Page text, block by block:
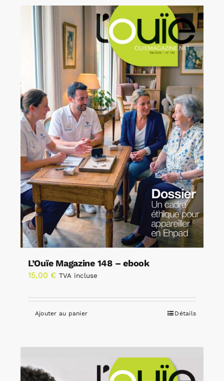
L’Ouïe Magazine 148 – ebook
15,00 € TVA incluse
Ajouter au panier Détails